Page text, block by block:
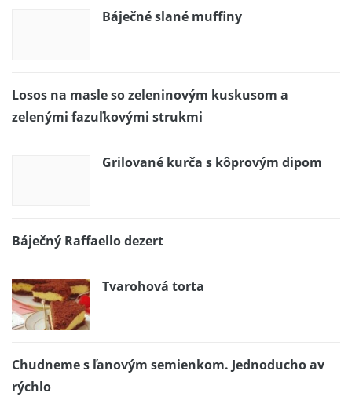
Báječné slané muffiny
Losos na masle so zeleninovým kuskusom a
zelenými fazuľkovými strukmi
Grilované kurča s kôprovým dipom
Báječný Raffaello dezert
Tvarohová torta
Chudneme s ľanovým semienkom. Jednoducho av
rýchlo